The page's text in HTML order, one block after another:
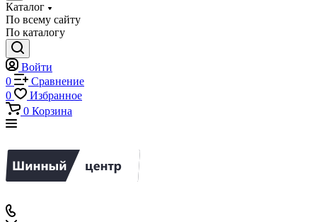
Каталог
По всему сайту
По каталогу
Войти
0
Сравнение
0
Избранное
0 Корзина